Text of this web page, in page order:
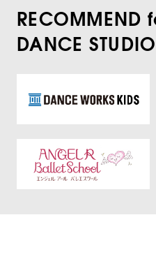
RECOMMEND
DANCE STUDIO